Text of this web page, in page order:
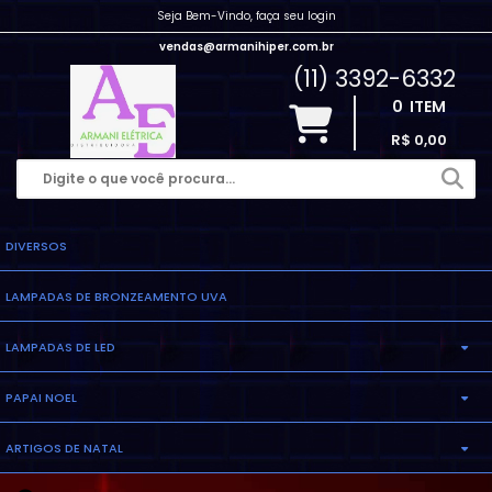
Seja Bem-Vindo, faça seu login
vendas@armanihiper.com.br
(11) 3392-6332
0 ITEM
R$ 0,00
DIVERSOS
LAMPADAS DE BRONZEAMENTO UVA
LAMPADAS DE LED
LAMPADA ELETRONICA
LAMPADA MILHO
PAPAI NOEL
INFLAVEL
ARTIGOS DE NATAL